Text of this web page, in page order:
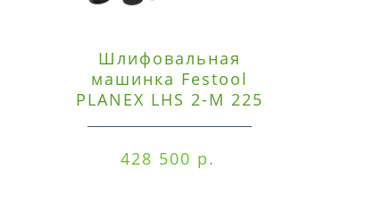
Шлифовальная
машинка Festool
PLANEX LHS 2-M 225
428 500 р.